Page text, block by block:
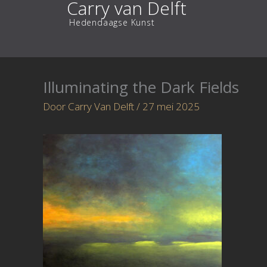
inhoud
Carry van Delft
Hedendaagse Kunst
Illuminating the Dark Fields
Door Carry Van Delft/ 27 mei 2025